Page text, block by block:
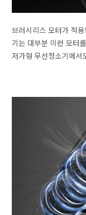
브러시리스 모터가 적
기는 대부분 이런 모터
저가형 무선청소기에서